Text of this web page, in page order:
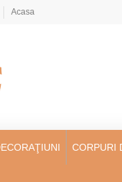
Acasa
CORPURI